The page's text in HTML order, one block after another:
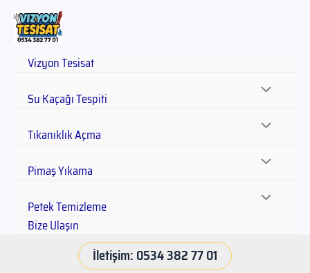
Vizyon Tesisat
Su Kaçağı Tespiti
Tıkanıklık Açma
Pimaş Yıkama
Petek Temizleme
Bize Ulaşın
İletişim: 0534 382 77 01